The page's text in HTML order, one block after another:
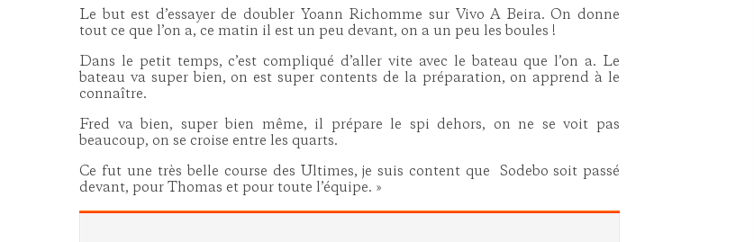
Le but est d’essayer de doubler Yoann Richomme sur Vivo A Beira. On donne
tout ce que l’on a, ce matin il est un peu devant, on a un peu les boules !
Dans le petit temps, c’est compliqué d’aller vite avec le bateau que l’on a. Le
bateau va super bien, on est super contents de la préparation, on apprend à le
connaître.
Fred va bien, super bien même, il prépare le spi dehors, on ne se voit pas
beaucoup, on se croise entre les quarts.
Ce fut une très belle course des Ultimes, je suis content que Sodebo soit passé
devant, pour Thomas et pour toute l’équipe. »